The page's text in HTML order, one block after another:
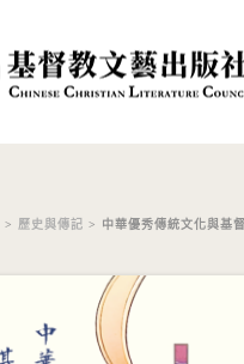
> 歷史與傳記 > 中華優秀傳統文化與基